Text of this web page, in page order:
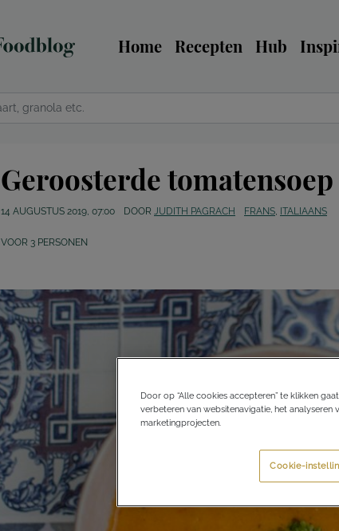
Home Recepten Hub
Geroosterde
14 AUGUSTUS 2019, 07:00 DOOR JUDITH PAGRACH FRANS ITALIAANS
VOOR 3 PERSONEN
Door op “Alle cookies accepteren” te klikken
verbeteren van websitenavigatie, het
marketingprojecten.
Cookie-